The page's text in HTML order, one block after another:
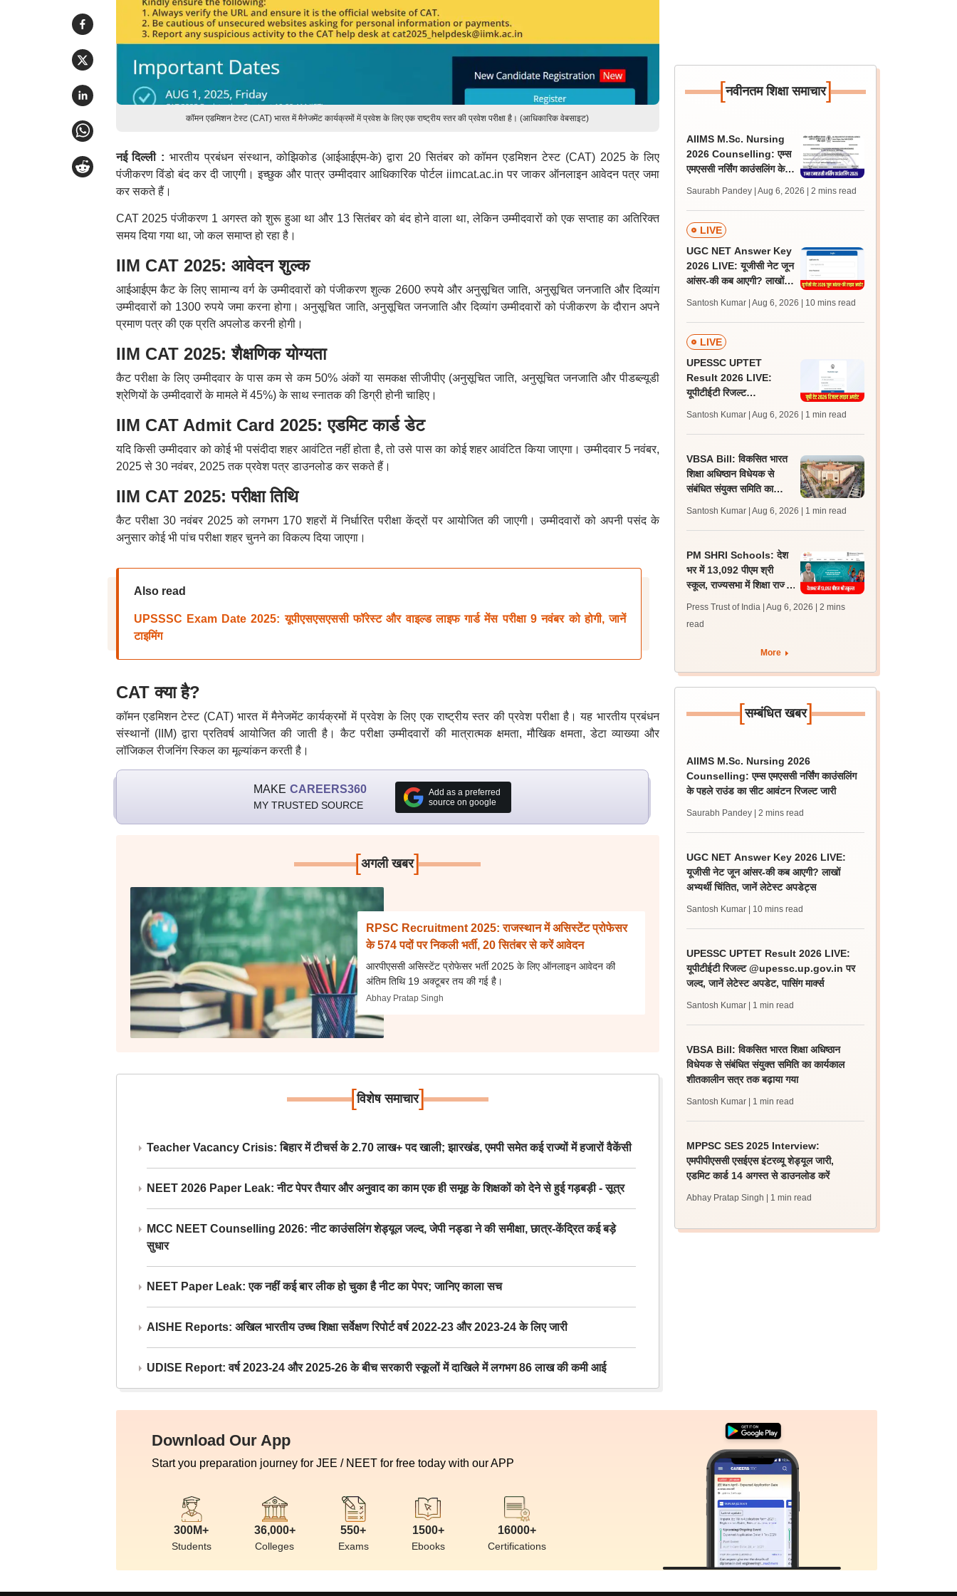
कॉमन एडमिशन टेस्ट (CAT) भारत में मैनेजमेंट कार्यक्रमों में प्रवेश के लिए एक राष्ट्रीय स्तर की प्रवेश परीक्षा है। (आधिकारिक वेबसाइट)
नई दिल्ली : भारतीय प्रबंधन संस्थान, कोझिकोड (आईआईएम-के) द्वारा 20 सितंबर को कॉमन एडमिशन टेस्ट (CAT) 2025 के लिए
पंजीकरण विंडो बंद कर दी जाएगी। इच्छुक और पात्र उम्मीदवार आधिकारिक पोर्टल iimcat.ac.in पर जाकर ऑनलाइन आवेदन पत्र जमा
कर सकते हैं।
CAT 2025 पंजीकरण 1 अगस्त को शुरू हुआ था और 13 सितंबर को बंद होने वाला था, लेकिन उम्मीदवारों को एक सप्ताह का अतिरिक्त
समय दिया गया था, जो कल समाप्त हो रहा है।
IIM CAT 2025: आवेदन शुल्क
आईआईएम कैट के लिए सामान्य वर्ग के उम्मीदवारों को पंजीकरण शुल्क 2600 रुपये और अनुसूचित जाति, अनुसूचित जनजाति और दिव्यांग
उम्मीदवारों को 1300 रुपये जमा करना होगा। अनुसूचित जाति, अनुसूचित जनजाति और दिव्यांग उम्मीदवारों को पंजीकरण के दौरान अपने
प्रमाण पत्र की एक प्रति अपलोड करनी होगी।
IIM CAT 2025: शैक्षणिक योग्यता
कैट परीक्षा के लिए उम्मीदवार के पास कम से कम 50% अंकों या समकक्ष सीजीपीए (अनुसूचित जाति, अनुसूचित जनजाति और पीडब्ल्यूडी
श्रेणियों के उम्मीदवारों के मामले में 45%) के साथ स्नातक की डिग्री होनी चाहिए।
IIM CAT Admit Card 2025: एडमिट कार्ड डेट
यदि किसी उम्मीदवार को कोई भी पसंदीदा शहर आवंटित नहीं होता है, तो उसे पास का कोई शहर आवंटित किया जाएगा। उम्मीदवार 5 नवंबर,
2025 से 30 नवंबर, 2025 तक प्रवेश पत्र डाउनलोड कर सकते हैं।
IIM CAT 2025: परीक्षा तिथि
कैट परीक्षा 30 नवंबर 2025 को लगभग 170 शहरों में निर्धारित परीक्षा केंद्रों पर आयोजित की जाएगी। उम्मीदवारों को अपनी पसंद के
अनुसार कोई भी पांच परीक्षा शहर चुनने का विकल्प दिया जाएगा।
Also read
UPSSSC Exam Date 2025: यूपीएसएसएससी फॉरेस्ट और वाइल्ड लाइफ गार्ड मेंस परीक्षा 9 नवंबर को होगी, जानें
टाइमिंग
CAT क्या है?
कॉमन एडमिशन टेस्ट (CAT) भारत में मैनेजमेंट कार्यक्रमों में प्रवेश के लिए एक राष्ट्रीय स्तर की प्रवेश परीक्षा है। यह भारतीय प्रबंधन
संस्थानों (IIM) द्वारा प्रतिवर्ष आयोजित की जाती है। कैट परीक्षा उम्मीदवारों की मात्रात्मक क्षमता, मौखिक क्षमता, डेटा व्याख्या और
लॉजिकल रीजनिंग स्किल का मूल्यांकन करती है।
MAKE CAREERS360
MY TRUSTED SOURCE
Add as a preferred
source on google
[अगली खबर]
RPSC Recruitment 2025: राजस्थान में असिस्टेंट प्रोफेसर
के 574 पदों पर निकली भर्ती, 20 सितंबर से करें आवेदन
आरपीएससी असिस्टेंट प्रोफेसर भर्ती 2025 के लिए ऑनलाइन आवेदन की
अंतिम तिथि 19 अक्टूबर तय की गई है।
Abhay Pratap Singh
[विशेष समाचार]
Teacher Vacancy Crisis: बिहार में टीचर्स के 2.70 लाख+ पद खाली; झारखंड, एमपी समेत कई राज्यों में हजारों वैकेंसी
NEET 2026 Paper Leak: नीट पेपर तैयार और अनुवाद का काम एक ही समूह के शिक्षकों को देने से हुई गड़बड़ी - सूत्र
MCC NEET Counselling 2026: नीट काउंसलिंग शेड्यूल जल्द, जेपी नड्डा ने की समीक्षा, छात्र-केंद्रित कई बड़े
सुधार
NEET Paper Leak: एक नहीं कई बार लीक हो चुका है नीट का पेपर; जानिए काला सच
AISHE Reports: अखिल भारतीय उच्च शिक्षा सर्वेक्षण रिपोर्ट वर्ष 2022-23 और 2023-24 के लिए जारी
UDISE Report: वर्ष 2023-24 और 2025-26 के बीच सरकारी स्कूलों में दाखिले में लगभग 86 लाख की कमी आई
[नवीनतम शिक्षा समाचार]
AIIMS M.Sc. Nursing
2026 Counselling: एम्स
एमएससी नर्सिंग काउंसलिंग के
Saurabh Pandey | Aug 6, 2026 | 2 mins read
LIVE
UGC NET Answer Key
2026 LIVE: यूजीसी नेट जून
आंसर-की कब आएगी? लाखों
Santosh Kumar | Aug 6, 2026 | 10 mins read
LIVE
UPESSC UPTET
Result 2026 LIVE:
यूपीटीईटी रिजल्ट
जल्द, जानें लेटेस्ट अपडेट,
पासिंग मार्क्स
Santosh Kumar | Aug 6, 2026 | 1 min read
VBSA Bill: विकसित भारत
शिक्षा अधिष्ठान विधेयक से
संबंधित संयुक्त समिति का
Santosh Kumar | Aug 6, 2026 | 1 min read
PM SHRI Schools: देश
भर में 13,092 पीएम श्री
स्कूल, राज्यसभा में शिक्षा राज्य
Press Trust of India | Aug 6, 2026
| 2 mins
read
More
[सम्बंधित खबर]
AIIMS M.Sc. Nursing 2026
Counselling: एम्स एमएससी नर्सिंग काउंसलिंग
के पहले राउंड का सीट आवंटन रिजल्ट जारी
Saurabh Pandey | 2 mins read
UGC NET Answer Key 2026 LIVE:
यूजीसी नेट जून आंसर-की कब आएगी? लाखों
अभ्यर्थी चिंतित, जानें लेटेस्ट अपडेट्स
Santosh Kumar | 10 mins read
UPESSC UPTET Result 2026 LIVE:
यूपीटीईटी रिजल्ट @upessc.up.gov.in पर
जल्द, जानें लेटेस्ट अपडेट, पासिंग मार्क्स
Santosh Kumar | 1 min read
VBSA Bill: विकसित भारत शिक्षा अधिष्ठान
विधेयक से संबंधित संयुक्त समिति का कार्यकाल
शीतकालीन सत्र तक बढ़ाया गया
Santosh Kumar | 1 min read
MPPSC SES 2025 Interview:
एमपीपीएससी एसईएस इंटरव्यू शेड्यूल जारी,
एडमिट कार्ड 14 अगस्त से डाउनलोड करें
Abhay Pratap Singh | 1 min read
Download Our App
Start you preparation journey for JEE / NEET for free today with our APP
300M+
Students
36,000+
Colleges
550+
Exams
1500+
Ebooks
16000+
Certifications
Sign In/Sign Up